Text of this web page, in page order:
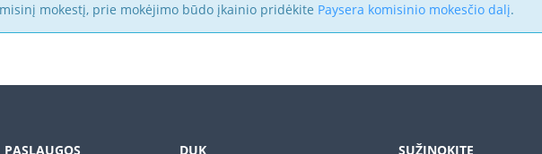
mokestį, prie mokėjimo būdo įkainio pridėkite Paysera komisinio mokesčio dalį.
PASLAUGOS DUK SUŽINOKITE